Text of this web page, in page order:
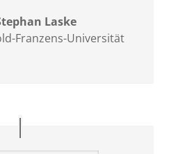
Laske
Franzens-Universität